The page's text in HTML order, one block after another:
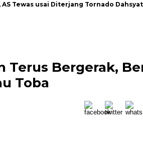
usai Diterjang Tornado Dahsyat
Terus Bergerak,
Toba